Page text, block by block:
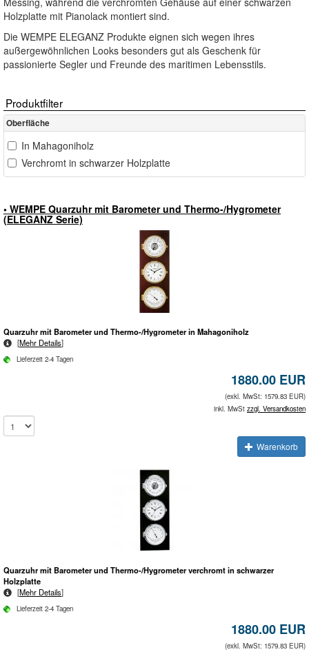
Holzplatte mit Pianolack montiert sind.
Die WEMPE ELEGANZ Produkte eignen sich wegen ihres
außergewöhnlichen Looks besonders gut als Geschenk für
passionierte Segler und Freunde des maritimen Lebensstils.
Produktfilter
Oberfläche
In Mahagoniholz
Verchromt in schwarzer Holzplatte
• WEMPE Quarzuhr mit Barometer und Thermo-/Hygrometer
(ELEGANZ Serie)
Quarzuhr mit Barometer und Thermo-/Hygrometer in Mahagoniholz
[Mehr Details]
Lieferzeit 2-4 Tagen
1880.00 EUR
(exkl. MwSt: 1579.83 EUR)
inkl. MwSt zzgl. Versandkosten
Warenkorb
Quarzuhr mit Barometer und Thermo-/Hygrometer verchromt in schwarzer
Holzplatte
[Mehr Details]
Lieferzeit 2-4 Tagen
1880.00 EUR
(exkl. MwSt: 1579.83 EUR)